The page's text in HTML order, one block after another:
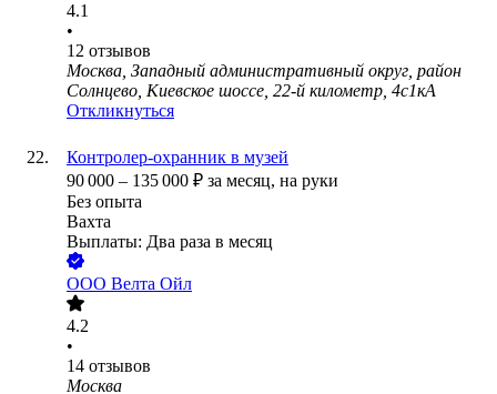
4.1
•
12 отзывов
Москва, Западный административный округ, район
Солнцево, Киевское шоссе, 22-й километр, 4с1кА
Откликнуться
Контролер-охранник в музей
90 000 – 135 000 ₽ за месяц, на руки
Без опыта
Вахта
Выплаты: Два раза в месяц
ООО Велта Ойл
4.2
•
14 отзывов
Москва